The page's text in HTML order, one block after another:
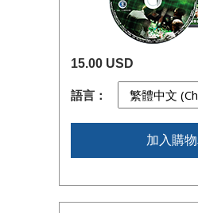
15.00 USD
語言：
加入購